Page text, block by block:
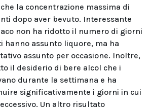
la concentrazione massima di
dopo aver bevuto. Interessante
non ha ridotto il numero di giorni
hanno assunto liquore, ma ha
assunto per occasione. Inoltre,
il desiderio di bere alcol che i
durante la settimana e ha
significativamente i giorni in cui
Un altro risultato